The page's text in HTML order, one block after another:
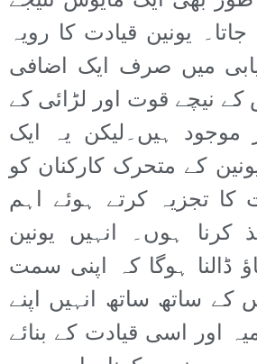
یونین قیادت کا رویہ
میں صرف ایک اضافی
نیچے قوت اور لڑائی کے
موجود ہیں۔لیکن یہ ایک
کے متحرک کارکنان کو
کا تجزیہ کرتے ہوئے اہم
کرنا ہوں۔ انہیں یونین
ڈالنا ہوگا کہ اپنی سمت
کے ساتھ ساتھ انہیں اپنے
اور اسی قیادت کے بنائے